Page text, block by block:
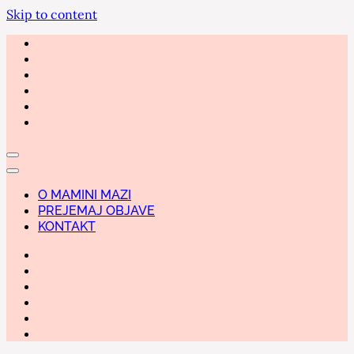
Skip to content
O MAMINI MAZI
PREJEMAJ OBJAVE
KONTAKT